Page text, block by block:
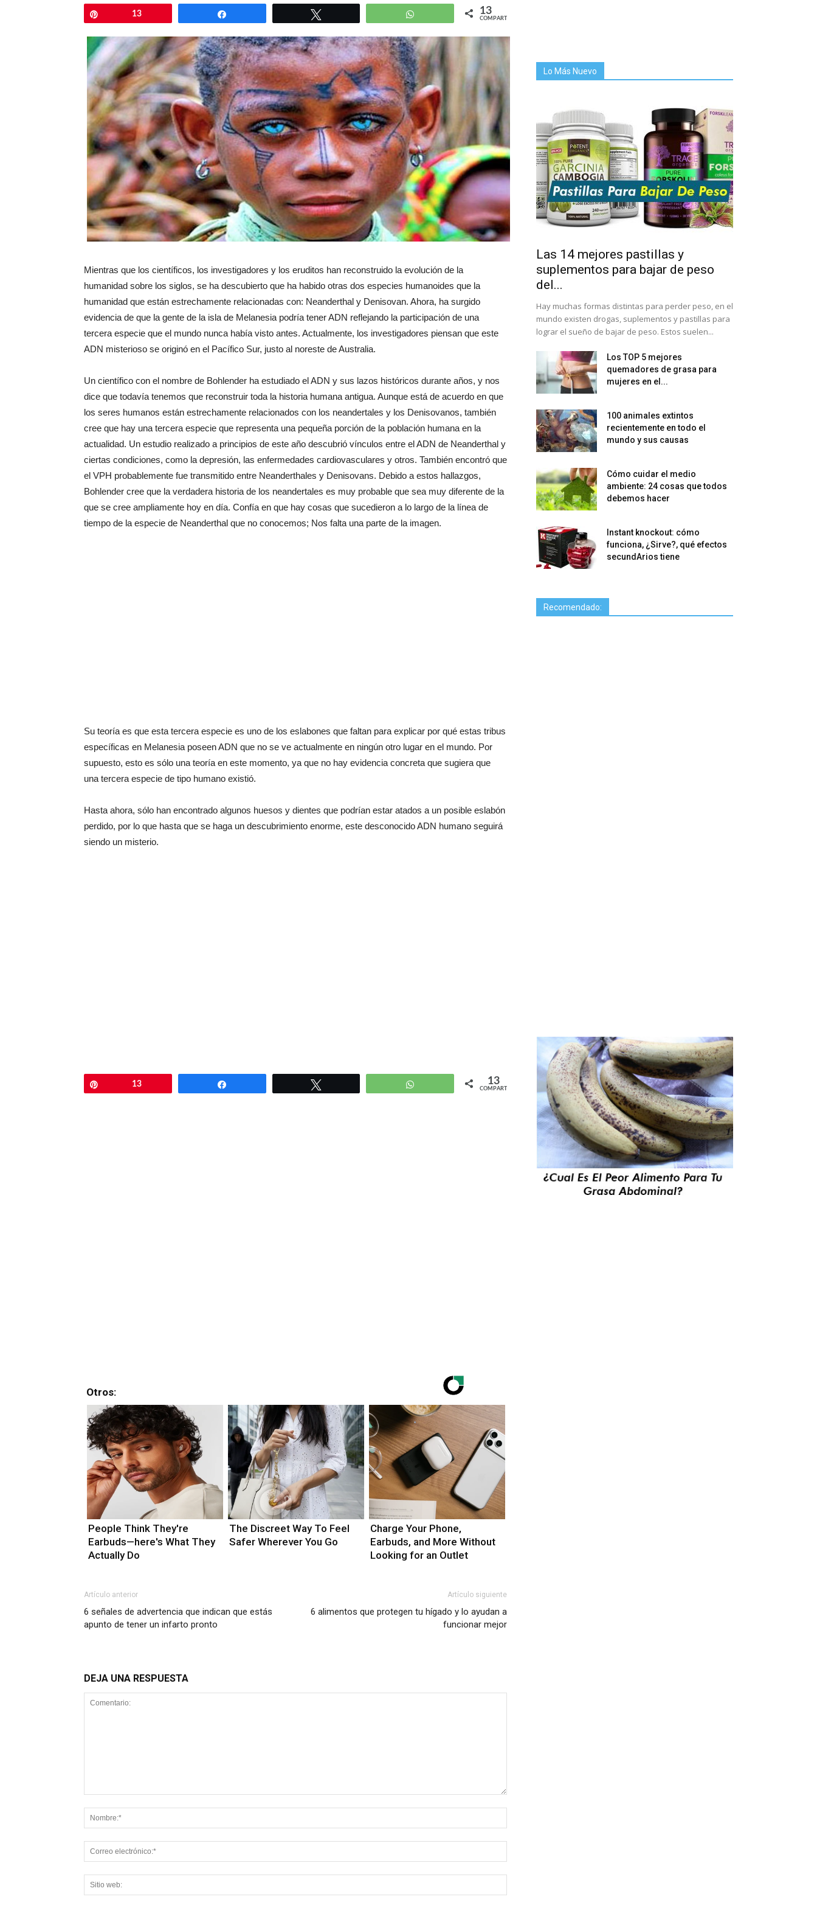
13 13
COMPARTIR
Mientras que los científicos, los investigadores y los eruditos han reconstruido la evolución de la
humanidad sobre los siglos, se ha descubierto que ha habido otras dos especies humanoides que la
humanidad que están estrechamente relacionadas con: Neanderthal y Denisovan. Ahora, ha surgido
evidencia de que la gente de la isla de Melanesia podría tener ADN reflejando la participación de una
tercera especie que el mundo nunca había visto antes. Actualmente, los investigadores piensan que este
ADN misterioso se originó en el Pacífico Sur, justo al noreste de Australia.
Un científico con el nombre de Bohlender ha estudiado el ADN y sus lazos históricos durante años, y nos
dice que todavía tenemos que reconstruir toda la historia humana antigua. Aunque está de acuerdo en que
los seres humanos están estrechamente relacionados con los neandertales y los Denisovanos, también
cree que hay una tercera especie que representa una pequeña porción de la población humana en la
actualidad. Un estudio realizado a principios de este año descubrió vínculos entre el ADN de Neanderthal y
ciertas condiciones, como la depresión, las enfermedades cardiovasculares y otros. También encontró que
el VPH probablemente fue transmitido entre Neanderthales y Denisovans. Debido a estos hallazgos,
Bohlender cree que la verdadera historia de los neandertales es muy probable que sea muy diferente de la
que se cree ampliamente hoy en día. Confía en que hay cosas que sucedieron a lo largo de la línea de
tiempo de la especie de Neanderthal que no conocemos; Nos falta una parte de la imagen.
Su teoría es que esta tercera especie es uno de los eslabones que faltan para explicar por qué estas tribus
específicas en Melanesia poseen ADN que no se ve actualmente en ningún otro lugar en el mundo. Por
supuesto, esto es sólo una teoría en este momento, ya que no hay evidencia concreta que sugiera que
una tercera especie de tipo humano existió.
Hasta ahora, sólo han encontrado algunos huesos y dientes que podrían estar atados a un posible eslabón
perdido, por lo que hasta que se haga un descubrimiento enorme, este desconocido ADN humano seguirá
siendo un misterio.
13 13
COMPARTIR
Otros:
People Think They're
Earbuds—here's What They
Actually Do
The Discreet Way To Feel
Safer Wherever You Go
Charge Your Phone,
Earbuds, and More Without
Looking for an Outlet
Artículo anterior
6 señales de advertencia que indican que estás
apunto de tener un infarto pronto
Artículo siguiente
6 alimentos que protegen tu hígado y lo ayudan a
funcionar mejor
DEJA UNA RESPUESTA
Lo Más Nuevo
Las 14 mejores pastillas y
suplementos para bajar de peso
del...
Hay muchas formas distintas para perder peso, en el
mundo existen drogas, suplementos y pastillas para
lograr el sueño de bajar de peso. Estos suelen...
Los TOP 5 mejores
quemadores de grasa para
mujeres en el...
100 animales extintos
recientemente en todo el
mundo y sus causas
Cómo cuidar el medio
ambiente: 24 cosas que todos
debemos hacer
Instant knockout: cómo
funciona, ¿Sirve?, qué efectos
secundArios tiene
Recomendado: